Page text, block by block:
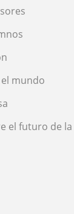
mundo
el futuro de la